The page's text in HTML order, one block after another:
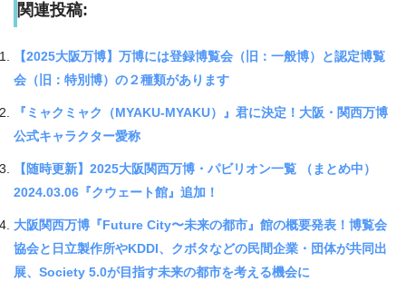
関連投稿:
【2025大阪万博】万博には登録博覧会（旧：一般博）と認定博覧
会（旧：特別博）の２種類があります
『ミャクミャク（MYAKU-MYAKU）』君に決定！大阪・関西万博
公式キャラクター愛称
【随時更新】2025大阪関西万博・パビリオン一覧 （まとめ中）
2024.03.06『クウェート館』追加！
大阪関西万博『Future City〜未来の都市』館の概要発表！博覧会
協会と日立製作所やKDDI、クボタなどの民間企業・団体が共同出
展、Society 5.0が目指す未来の都市を考える機会に